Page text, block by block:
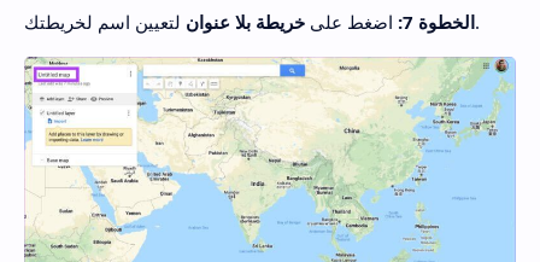
الخطوة 7: اضغط على خريطة بلا عنوان لتعيين اسم لخريطتك.